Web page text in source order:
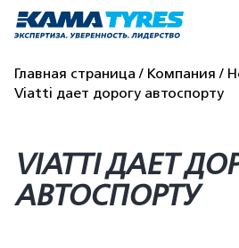
Главная страница Компания
Viatti дает дорогу автоспорту
VIATTI ДАЕТ
АВТОСПОРТУ